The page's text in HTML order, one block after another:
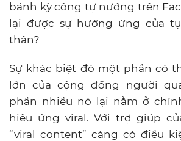
bánh kỳ công tự nướng trên
lại được sự hướng ứng của
thân?
Sự khác biệt đó một phần có
lớn của cộng đồng người
phần nhiều nó lại nằm ở
hiệu ứng viral. Với trợ giúp
“viral content” càng có điều